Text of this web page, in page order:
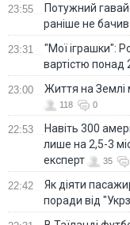
23:55
Потужний
раніше не бачив
23:31
"Мої іграшки":
вартістю понад
23:00 Життя на Землі
118 0
22:53
Навіть 300
лише на 2,5-3
експерт
35
22:42
Як діяти
поради від